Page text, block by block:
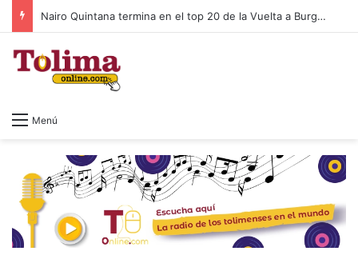
Mujer de 19 años fue capturada en Ibagué por presunta sextorsión: exigía $25 millones
Menú